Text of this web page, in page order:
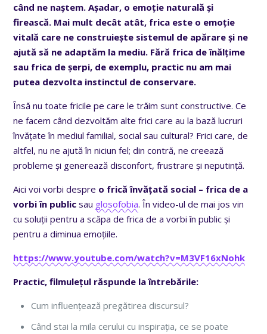
când ne naștem. Așadar, o emoție naturală și
firească. Mai mult decât atât, frica este o emoție
vitală care ne construiește sistemul de apărare și ne
ajută să ne adaptăm la mediu. Fără frica de înălțime
sau frica de șerpi, de exemplu, practic nu am mai
putea dezvolta instinctul de conservare.
Însă nu toate fricile pe care le trăim sunt constructive. Ce
ne facem când dezvoltăm alte frici care au la bază lucruri
învățate în mediul familial, social sau cultural? Frici care, de
altfel, nu ne ajută în niciun fel; din contră, ne creează
probleme și generează disconfort, frustrare și neputință.
Aici voi vorbi despre o frică învățată social – frica de a
vorbi în publicsau glosofobia. În video-ul de mai jos vin
cu soluții pentru a scăpa de frica de a vorbi în public și
pentru a diminua emoțiile.
https://www.youtube.com/watch?v=M3VF16xNohk
Practic,filmulețul răspunde la întrebările:
Cum influențează pregătirea discursul?
Când stai la mila cerului cu inspirația, ce se poate